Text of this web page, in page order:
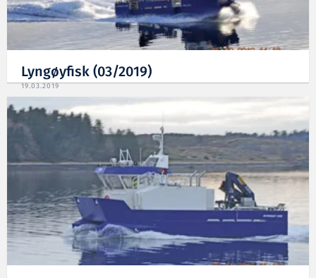
Lyngøyfisk (03/2019)
19.03.2019